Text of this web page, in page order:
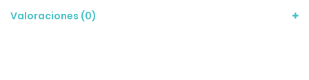
Valoraciones (0)